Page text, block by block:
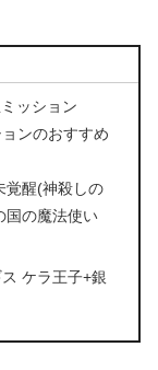
ッション
ンのおすすめ
覚醒(神殺しの
の魔法使い
ケラ王子+銀